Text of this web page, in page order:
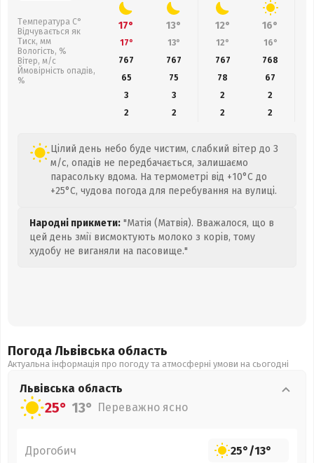
Температура С°
Відчувається як
Тиск, мм
Вологість, %
Вітер, м/с
Ймовірність опадів,
%
17° 13° 12° 16°
17° 13° 12° 16°
767
767 767 768
65
75 78
67
3
3 2
2
2
2 2 2
Цілий день небо буде чистим, слабкий вітер до 3
м/с, опадів не передбачається, залишаємо
парасольку вдома. На термометрі від +10°C до
+25°C, чудова погода для перебування на вулиці.
Народні прикмети: "Матія (Матвія). Вважалося, що в
цей день змії висмоктують молоко з корів, тому
худобу не виганяли на пасовище."
Погода Львівська область
Актуальна інформація про погоду та атмосферні умови на сьогодні
Львівська область
25° 13° Переважно ясно
Дрогобич 25°/13°